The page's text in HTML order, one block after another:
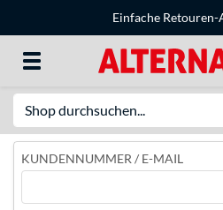
Einfache
KUNDENNUMMER / E-MAIL